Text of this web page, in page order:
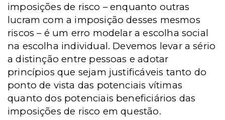
imposições de risco – enquanto outras
lucram com a imposição desses mesmos
riscos – é um erro modelar a escolha social
na escolha individual. Devemos levar a sério
a distinção entre pessoas e adotar
princípios que sejam justificáveis tanto do
ponto de vista das potenciais vítimas
quanto dos potenciais beneficiários das
imposições de risco em questão.